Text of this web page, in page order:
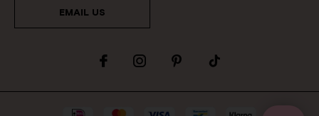
EMAIL US